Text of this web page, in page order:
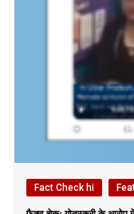
Fact Check hi